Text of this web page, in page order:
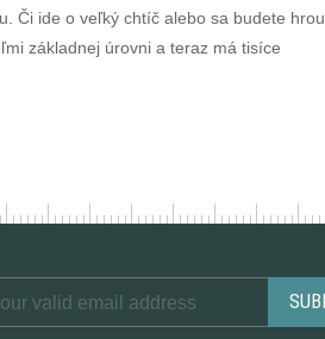
Či ide o veľký chtíč alebo sa budete hrou
základnej úrovni a teraz má tisíce